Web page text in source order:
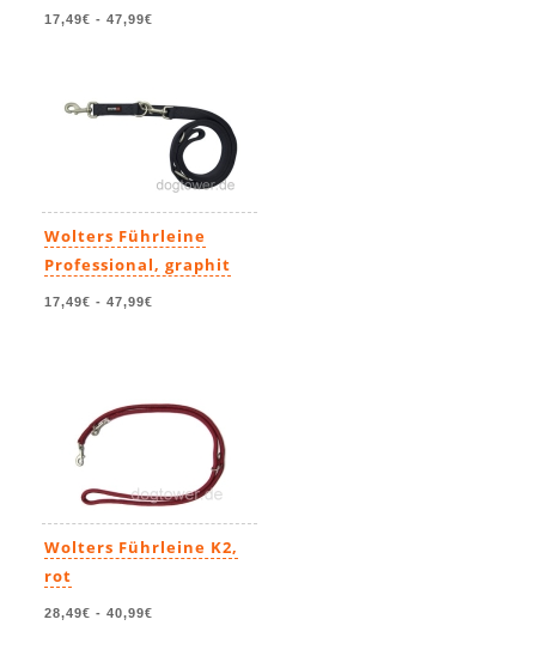
17,49€ - 47,99€
Wolters Führleine
Professional, graphit
17,49€ - 47,99€
Wolters Führleine K2,
rot
28,49€ - 40,99€